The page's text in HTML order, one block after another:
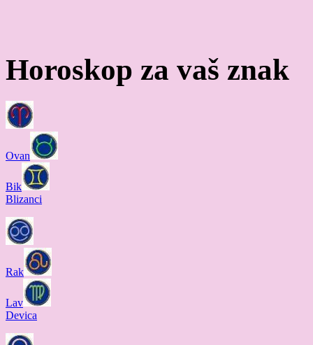
Horoskop za vaš znak
Ovan
Bik
Blizanci
Rak
Lav
Devica